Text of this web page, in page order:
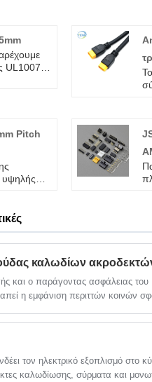
UL1007
το
Ασίας,
Pitch
από
Ευρώπης
στην
καλωδίων
και ο παράγοντας ασφάλειας του
η εμφάνιση περιττών κοινών
αντίστασης μόνωσης, δοκιμή
θερμότητας, δοκιμή διάβρωσης
τον ηλεκτρικό εξοπλισμό στο
καλωδίωσης, σύρματα και